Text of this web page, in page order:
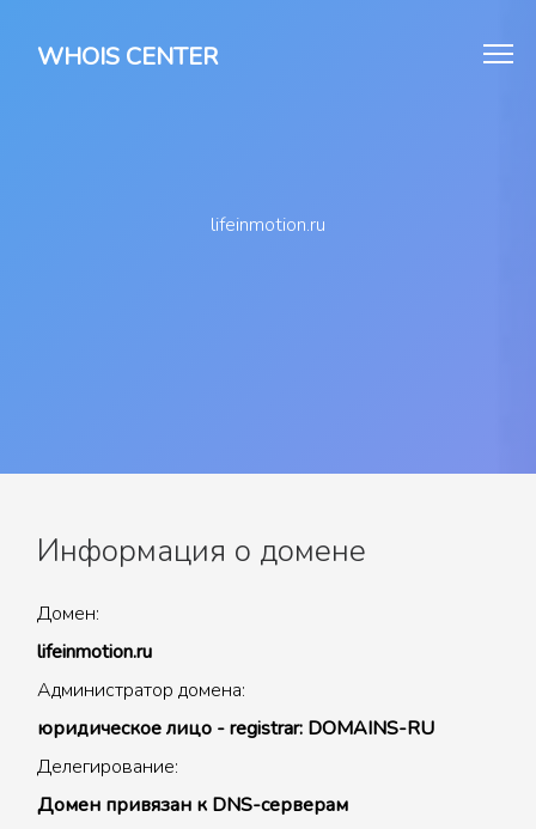
WHOIS CENTER
lifeinmotion.ru
Информация о домене
Домен:
lifeinmotion.ru
Администратор домена:
юридическое лицо - registrar: DOMAINS-RU
Делегирование:
Домен привязан к DNS-серверам